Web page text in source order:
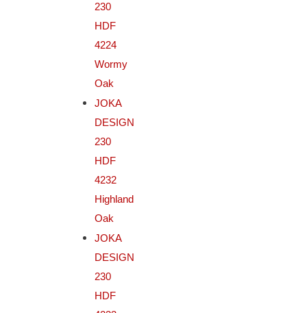
230
HDF
4224
Wormy
Oak
JOKA
DESIGN
230
HDF
4232
Highland
Oak
JOKA
DESIGN
230
HDF